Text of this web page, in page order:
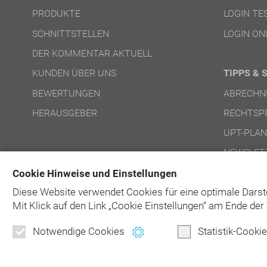
Cookie Hinweise und Einstellungen
Diese Website verwendet Cookies für eine optimale
Mit Klick auf den Link „Cookie Einstellungen“ am Ende
Notwendige Cookies Statistik-
PRODUKTE
SCHNITTSTELLEN
DER KOMMENTAR AKTUELL
KUNDEN ÜBER UNS
BEWERTUNGEN
HERAUSGEBER
LOGIN
LOGIN
TIPPS &
UPT-